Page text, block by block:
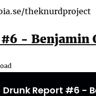
theknurdproject
- Benjamin